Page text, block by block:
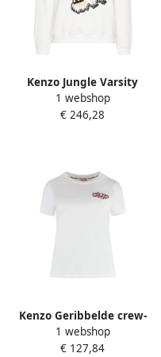
Kenzo Jungle Varsity
Sweatshirt Hoodie White
Dames
1 webshop
€ 246,28
Kenzo Geribbelde crew-
neck T-shirt van katoen
White Dames
1 webshop
€ 127,84